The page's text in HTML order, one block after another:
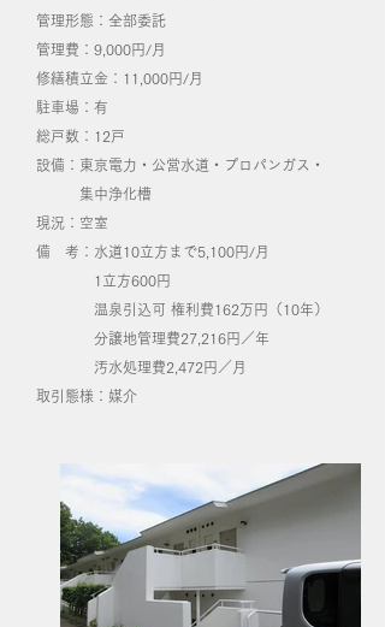
​管理形態：全部委託
管理費：9,000円/月
修繕積立金：11,000円/月
駐車場：有
総戸数：12戸
設備：東京電力・公営水道・プロパンガス・
集中浄化槽
​現況：空室
備 考：水道10立方まで5,100円/月
1立方600円
温泉引込可 権利費162万円（10年）
分譲地管理費27,216円／年
汚水処理費2,472円／月
取引態様：媒介